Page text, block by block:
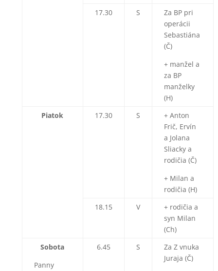
17.30
S
Za BP pri
operácii
Sebastiána
(Č)
+ manžel a
za BP
manželky
(H)
Piatok
17.30 S
+ Anton
Frič, Ervín
a Jolana
Sliacky a
rodičia (Č)
+ Milan a
rodičia (H)
18.15
V
+ rodičia a
syn Milan
(Ch)
Sobota
Panny
6.45 S
Za Z vnuka
Juraja (Č)